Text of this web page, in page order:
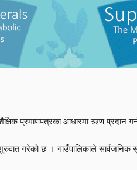
प्रमाणपत्रका आधारमा ऋण प्रदान
गरेको छ । गाउँपालिकाले